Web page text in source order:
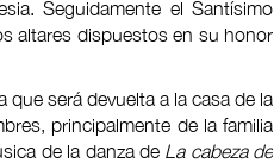
Seguidamente el Santísimo
altares dispuestos en su honor
será devuelta a la casa de la
principalmente de la familia
de la danza de La cabeza de